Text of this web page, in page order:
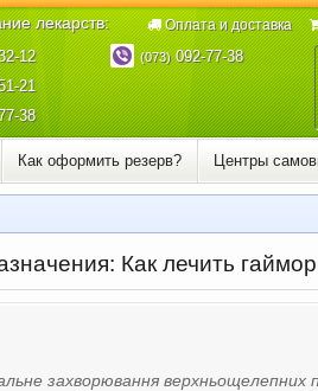
лекарств:
12
21
38
(073)092-77-38
Оплата и доставка
Как оформить резерв? Центры
Как лечить
захворювання верхньощелепних